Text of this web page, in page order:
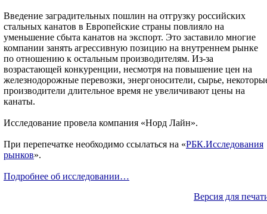
Введение заградительных пошлин на отгрузку российских
стальных канатов в Европейские страны повлияло на
уменьшение сбыта канатов на экспорт. Это заставило многие
компании занять агрессивную позицию на внутреннем рынке
по отношению к остальным производителям. Из-за
возрастающей конкуренции, несмотря на повышение цен на
железнодорожные перевозки, энергоносители, сырье,
производители длительное время не увеличивают цены на
канаты.
Исследование провела компания «Норд Лайн».
При перепечатке необходимо ссылаться на «РБК.Исследования
рынков».
Подробнее об исследовании…
Версия для